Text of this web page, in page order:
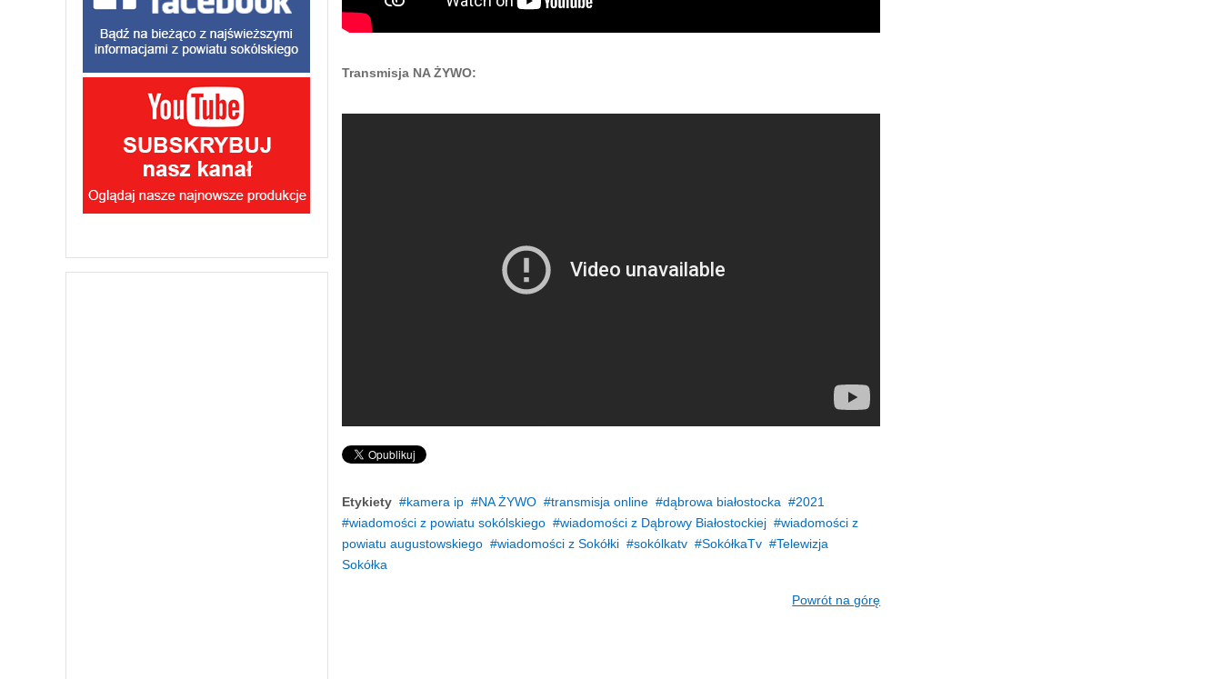
Transmisja NA ŻYWO:
Etykiety kamera ip NA ŻYWO transmisja online dąbrowa białostocka
2021
wiadomości z powiatu sokólskiego
wiadomości z Dąbrowy Białostockiej
wiadomości z
powiatu augustowskiego
wiadomości z Sokółki sokólkatv SokółkaTv
Telewizja
Sokółka
Powrót na górę